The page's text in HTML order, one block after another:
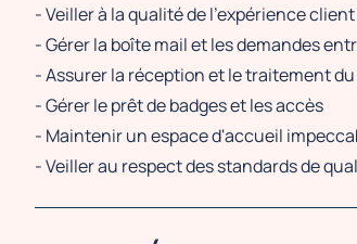
- Veiller à la qualité de l'expérience
- Gérer la boîte mail et les demandes
- Assurer la réception et le traitement
- Gérer le prêt de badges et les accès
- Maintenir un espace d'accueil
- Veiller au respect des standards de